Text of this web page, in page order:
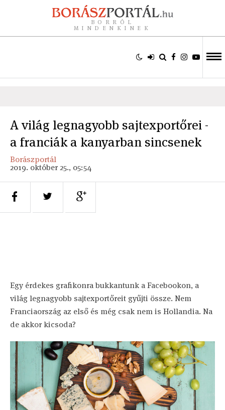
BORRÓL
MINDENKINEK
A világ legnagyobb sajtexportőrei -
a franciák a kanyarban sincsenek
Borászportál
2019. október 25., 05:54
Egy érdekes grafikonra bukkantunk a Facebookon, a
világ legnagyobb sajtexportőreit gyűjti össze. Nem
Franciaország az első és még csak nem is Hollandia. Na
de akkor kicsoda?